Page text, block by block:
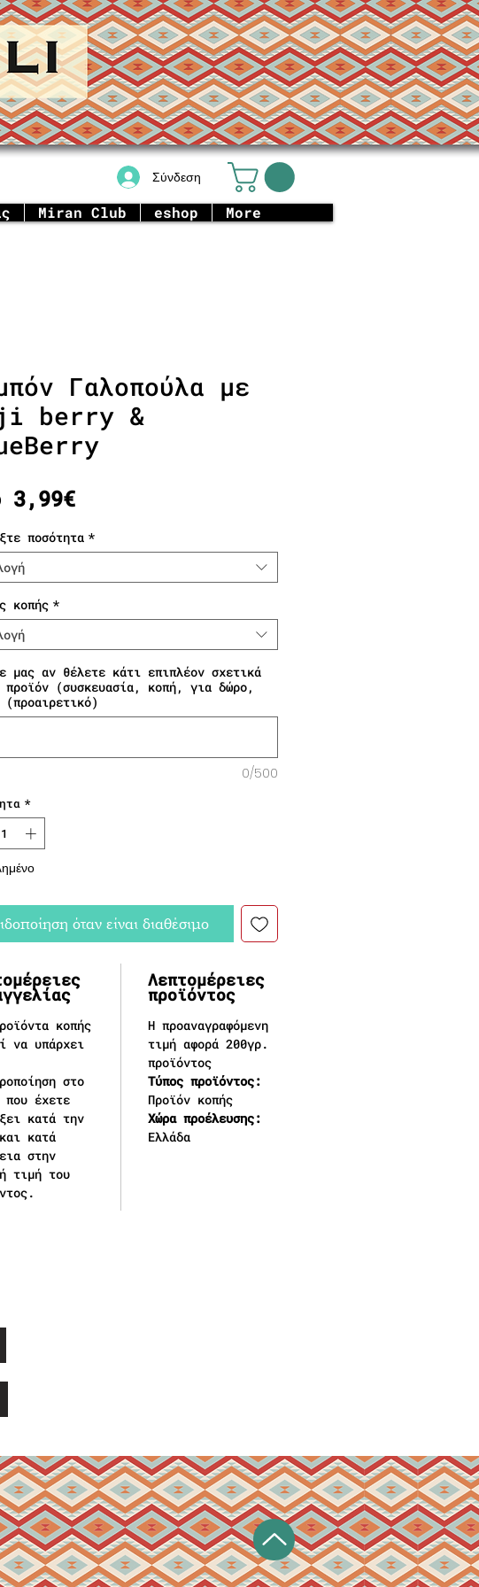
Σύνδεση
Miran Club eshop More
Γαλοπούλα με
berry &
3,99€Τιμή Έκπτωσης
ποσότητα *
κοπής *
μας αν θέλετε κάτι επιπλέον σχετικά
προϊόν (συσκευασία, κοπή, για δώρο,
0/500
*
όταν είναι διαθέσιμο
κοπής
να υπάρχει
στο
που έχετε
κατά την
κατά
στην
τιμή του
Λεπτομέρειες
προϊόντος
Η προαναγραφόμενη
τιμή αφορά 200γρ.
προϊόντος
Τύπος προϊόντος:
Προϊόν κοπής
Χώρα προέλευσης:
Ελλάδα